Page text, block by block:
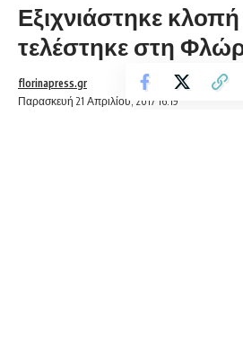
Εξιχνιάστηκε
τελέστηκε στη
Παρασκευή 21 Απριλίου, 2017 16:19
florinapress.gr